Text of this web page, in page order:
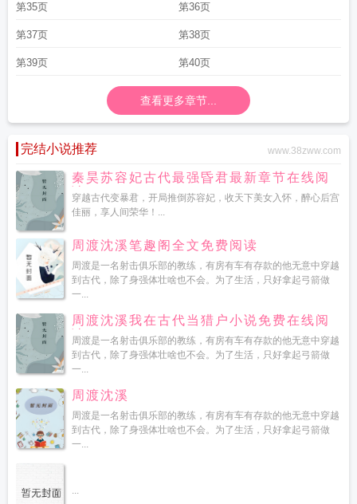
第35页 第36页
第37页 第38页
第39页 第40页
查看更多章节...
完结小说推荐 www.38zww.com
秦昊苏容妃古代最强昏君最新章节在线阅
读
穿越古代变暴君，开局推倒苏容妃，收天下美女入怀，醉心后宫
佳丽，享人间荣华！...
周渡沈溪笔趣阁全文免费阅读
周渡是一名射击俱乐部的教练，有房有车有存款的他无意中穿越
到古代，除了身强体壮啥也不会。为了生活，只好拿起弓箭做
一...
周渡沈溪我在古代当猎户小说免费在线阅
读
周渡是一名射击俱乐部的教练，有房有车有存款的他无意中穿越
到古代，除了身强体壮啥也不会。为了生活，只好拿起弓箭做
一...
周渡沈溪
周渡是一名射击俱乐部的教练，有房有车有存款的他无意中穿越
到古代，除了身强体壮啥也不会。为了生活，只好拿起弓箭做
一...
...